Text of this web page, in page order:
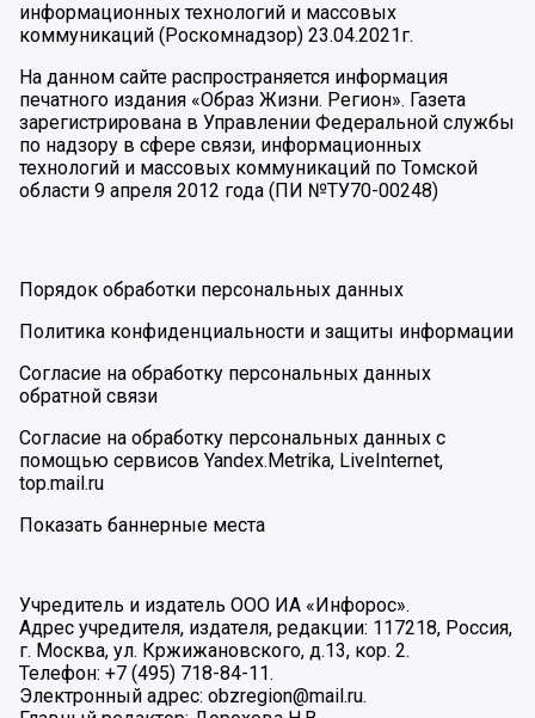
информационных технологий и массовых
коммуникаций (Роскомнадзор) 23.04.2021г.
На данном сайте распространяется информация
печатного издания «Образ Жизни. Регион». Газета
зарегистрирована в Управлении Федеральной службы
по надзору в сфере связи, информационных
технологий и массовых коммуникаций по Томской
области 9 апреля 2012 года (ПИ №ТУ70-00248)
Порядок обработки персональных данных
Политика конфиденциальности и защиты информации
Согласие на обработку персональных данных
обратной связи
Согласие на обработку персональных данных с
помощью сервисов Yandex.Metrika, LiveInternet,
top.mail.ru
Показать баннерные места
Учредитель и издатель ООО ИА «Инфорос».
Адрес учредителя, издателя, редакции: 117218, Россия,
г. Москва, ул. Кржижановского, д.13, кор. 2.
Телефон: +7 (495) 718-84-11.
Электронный адрес: obzregion@mail.ru.